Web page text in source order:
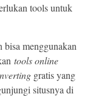
tools untuk
bisa menggunakan
tools online
gratis yang
situsnya di